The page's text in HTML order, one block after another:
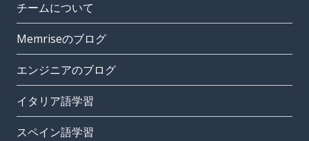
チームについて
Memriseのブログ
エンジニアのブログ
イタリア語学習
スペイン語学習